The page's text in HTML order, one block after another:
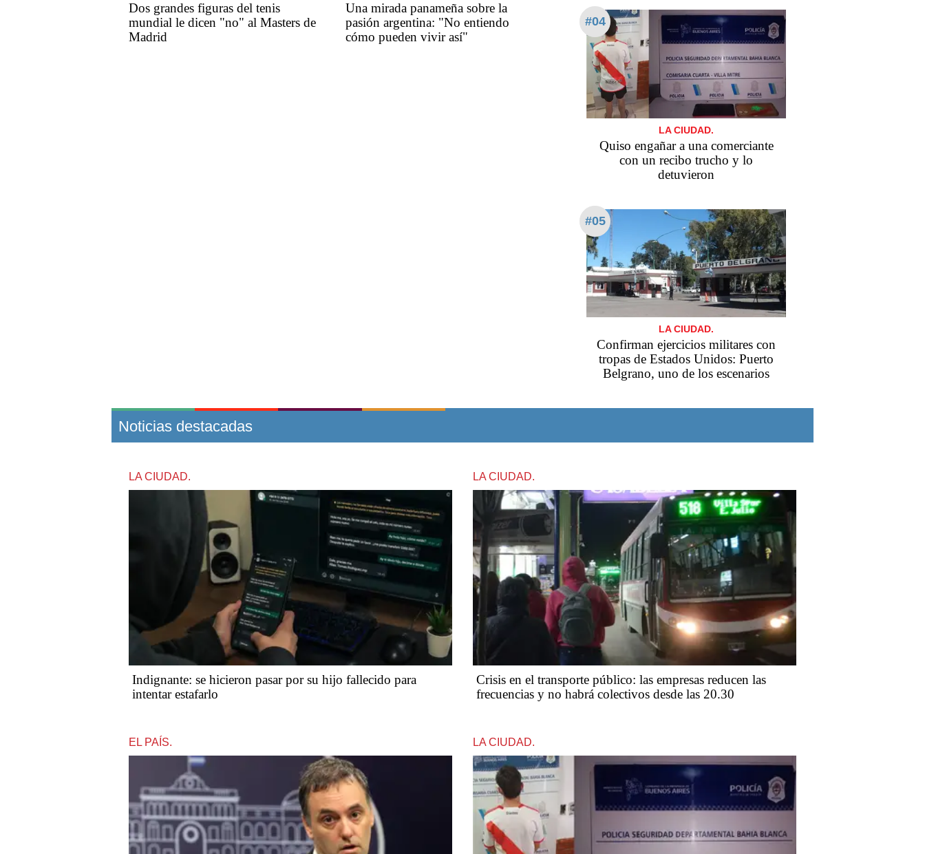
Dos grandes figuras del tenis
mundial le dicen "no" al Masters de
Madrid
Una mirada panameña sobre la
pasión argentina: "No entiendo
cómo pueden vivir así"
#04
LA CIUDAD.
Quiso engañar a una comerciante
con un recibo trucho y lo
detuvieron
#05
LA CIUDAD.
Confirman ejercicios militares con
tropas de Estados Unidos: Puerto
Belgrano, uno de los escenarios
Noticias destacadas
LA CIUDAD.
Indignante: se hicieron pasar por su hijo fallecido para
intentar estafarlo
LA CIUDAD.
Crisis en el transporte público: las empresas reducen las
frecuencias y no habrá colectivos desde las 20.30
EL PAÍS. LA CIUDAD.